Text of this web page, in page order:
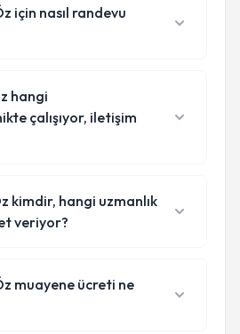
için nasıl randevu
hangi
çalışıyor, iletişim
kimdir, hangi uzmanlık
veriyor?
muayene ücreti ne